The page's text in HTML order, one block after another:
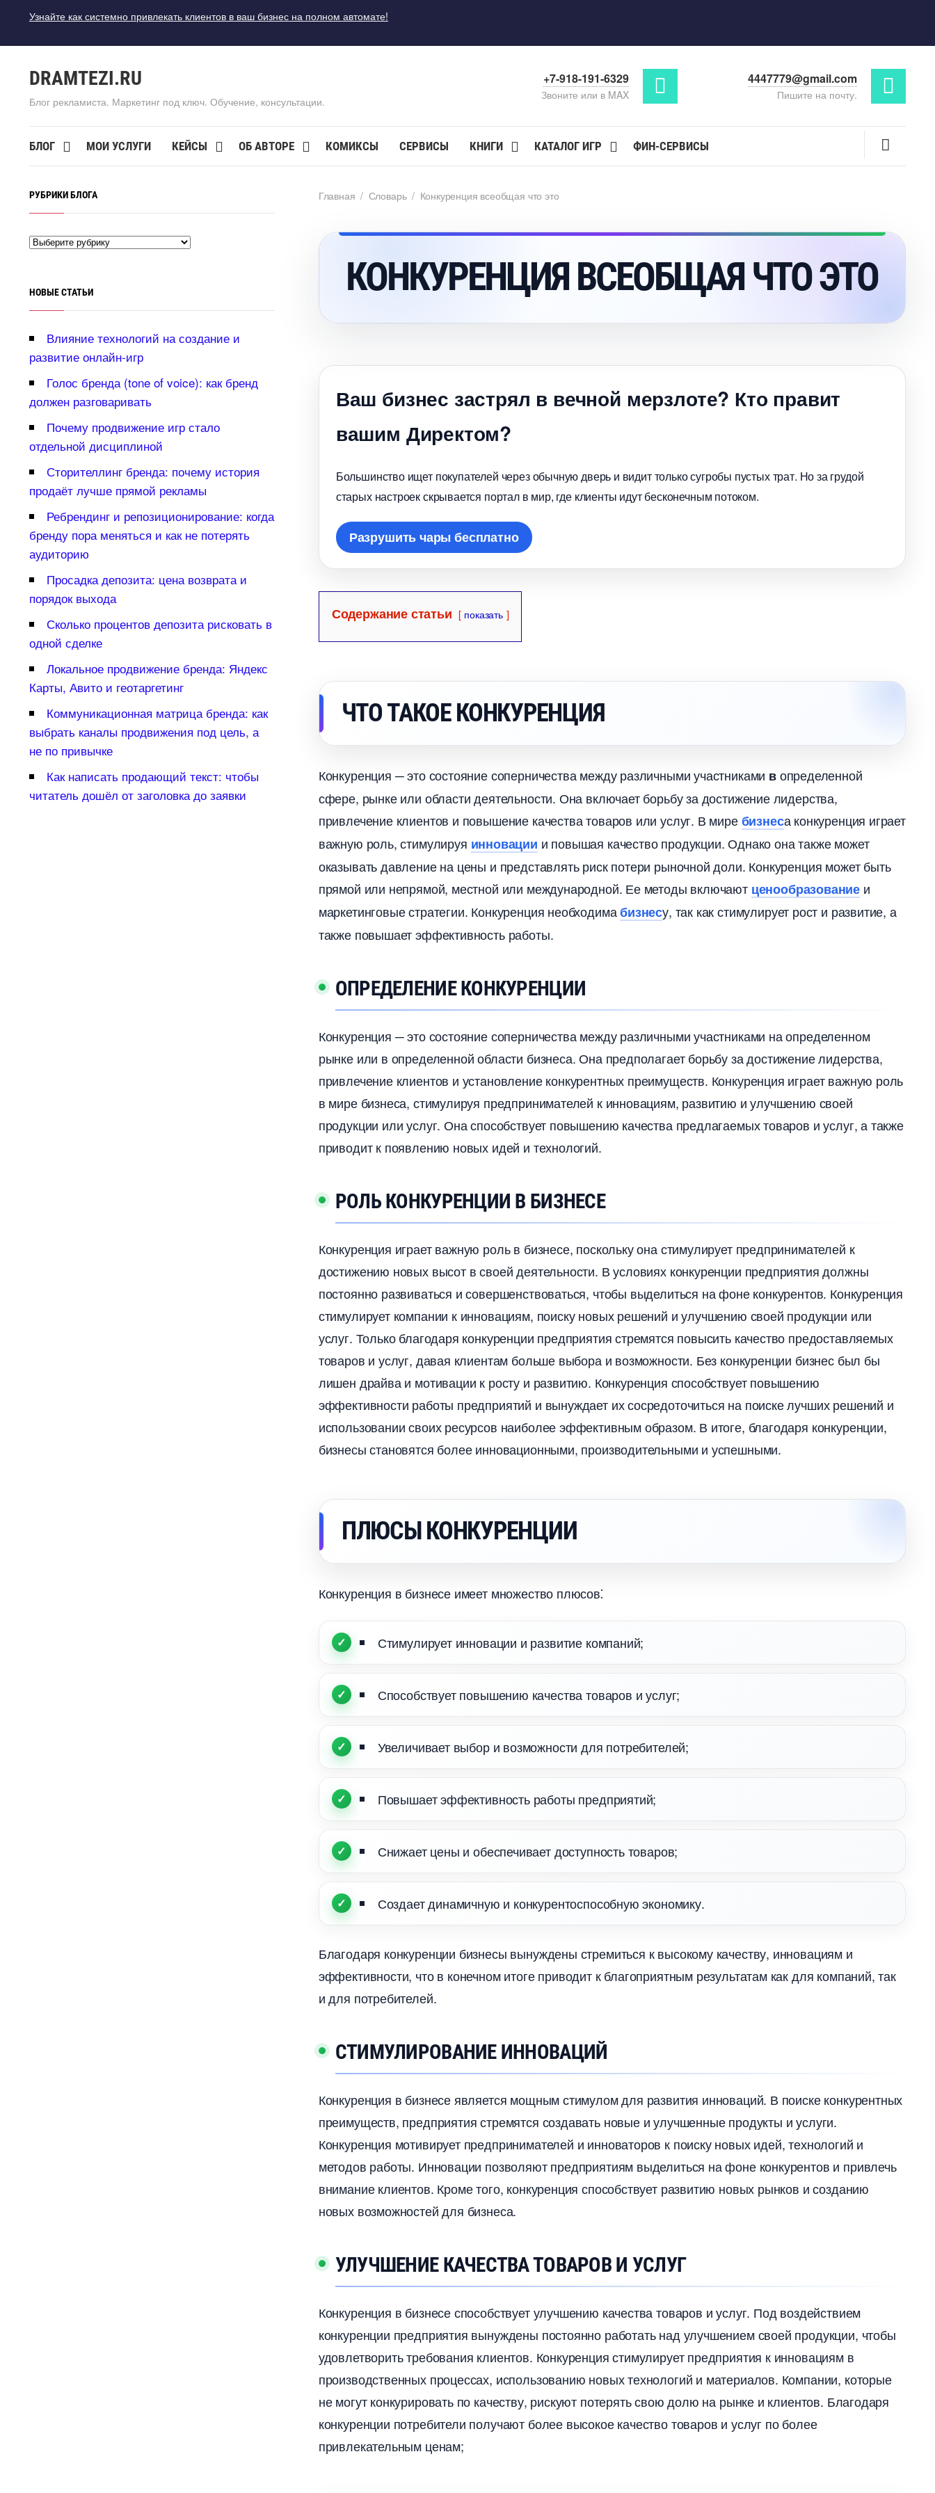
Узнайте как системно привлекать клиентов в ваш бизнес на полном автомате!
DRAMTEZI.RU
Блог рекламиста. Маркетинг под ключ. Обучение, консультации.
+7-918-191-6329
Звоните или в MAX
4447779@gmail.com
Пишите на почту.
БЛОГ МОИ УСЛУГИ КЕЙСЫ ОБ АВТОРЕ КОМИКСЫ СЕРВИСЫ КНИГИ КАТАЛОГ ИГР ФИН-СЕРВИСЫ
Главная / Словарь/ Конкуренция всеобщая что это
КОНКУРЕНЦИЯ ВСЕОБЩАЯ ЧТО ЭТО
аш бизнес застрял в вечной мерзлоте? Кто правит
ашим Директом?
Большинство ищет покупателей через обычную дверь и видит только сугробы пустых трат. Но за грудой
старых настроек скрывается портал в мир, где клиенты идут бесконечным потоком.
Разрушить чары бесплатно
Содержание статьи показать
ЧТО ТАКОЕ КОНКУРЕНЦИЯ
Конкуренция ─ это состояние соперничества между различными участниками
определенной
сфере, рынке или области деятельности.​ Она включает борьбу за достижение лидерства,
привлечение клиентов и повышение качества товаров или услуг. В миреизнеса конкуренция играет
ажную роль, стимулируя инновации и повышая качество продукции.​ Однако она также может
оказывать давление на цены и представлять риск потери рыночной доли. Конкуренция может быть
прямой или непрямой, местной или международной.​ Ее методы включают ценообразование и
маркетинговые стратегии.​ Конкуренция необходимаизнесу, так как стимулирует рост и развитие, а
также повышает эффективность работы.​
ОПРЕДЕЛЕНИЕ КОНКУРЕНЦИИ
Конкуренция ─ это состояние соперничества между различными участниками на определенном
рынке или в определенной области бизнеса.​ Она предполагает борьбу за достижение лидерства,
привлечение клиентов и установление конкурентных преимуществ. Конкуренция играет важную роль
мире бизнеса, стимулируя предпринимателей к инновациям, развитию и улучшению своей
продукции или услуг.​ Она способствует повышению качества предлагаемых товаров и услуг, а также
приводит к появлению новых идей и технологий.​
РОЛЬ КОНКУРЕНЦИИ В БИЗНЕСЕ
Конкуренция играет важную роль в бизнесе, поскольку она стимулирует предпринимателей к
достижению новых высот в своей деятельности.​ В условиях конкуренции предприятия должны
постоянно развиваться и совершенствоваться, чтобы выделиться на фоне конкурентов.​ Конкуренция
стимулирует компании к инновациям, поиску новых решений и улучшению своей продукции или
услуг.​ Только благодаря конкуренции предприятия стремятся повысить качество предоставляемых
товаров и услуг, давая клиентам больше выбора и возможности.​ Без конкуренции бизнес был бы
лишен драйва и мотивации к росту и развитию.​ Конкуренция способствует повышению
эффективности работы предприятий и вынуждает их сосредоточиться на поиске лучших решений и
использовании своих ресурсов наиболее эффективным образом. В итоге, благодаря конкуренции,
изнесы становятся более инновационными, производительными и успешными.
ПЛЮСЫ КОНКУРЕНЦИИ
Конкуренция в бизнесе имеет множество плюсов⁚
Стимулирует инновации и развитие компаний;
Способствует повышению качества товаров и услуг;
Увеличивает выбор и возможности для потребителей;
Повышает эффективность работы предприятий;
Снижает цены и обеспечивает доступность товаров;
Создает динамичную и конкурентоспособную экономику.​
Благодаря конкуренции бизнесы вынуждены стремиться к высокому качеству, инновациям и
эффективности, что в конечном итоге приводит к благоприятным результатам как для компаний, так
и для потребителей.​
СТИМУЛИРОВАНИЕ ИННОВАЦИЙ
Конкуренция в бизнесе является мощным стимулом для развития инноваций. В поиске конкурентных
преимуществ, предприятия стремятся создавать новые и улучшенные продукты и услуги.​
Конкуренция мотивирует предпринимателей и инноваторов к поиску новых идей, технологий и
методов работы. Инновации позволяют предприятиям выделиться на фоне конкурентов и привлечь
нимание клиентов.​ Кроме того, конкуренция способствует развитию новых рынков и созданию
новых возможностей для бизнеса.​
УЛУЧШЕНИЕ КАЧЕСТВА ТОВАРОВ И УСЛУГ
Конкуренция в бизнесе способствует улучшению качества товаров и услуг.​ Под воздействием
конкуренции предприятия вынуждены постоянно работать над улучшением своей продукции, чтобы
удовлетворить требования клиентов.​ Конкуренция стимулирует предприятия к инновациям
производственных процессах, использованию новых технологий и материалов.​ Компании, которые
не могут конкурировать по качеству, рискуют потерять свою долю на рынке и клиентов.​ Благодаря
конкуренции потребители получают более высокое качество товаров и услуг по более
привлекательным ценам;
РУБРИКИ БЛОГА
НОВЫЕ СТАТЬИ
лияние технологий на создание и
развитие онлайн-игр
Голос бренда (tone of voice): как бренд
должен разговаривать
Почему продвижение игр стало
отдельной дисциплиной
Сторителлинг бренда: почему история
продаёт лучше прямой рекламы
Ребрендинг и репозиционирование: когда
ренду пора меняться и как не потерять
аудиторию
Просадка депозита: цена возврата и
порядок выхода
Сколько процентов депозита рисковать
одной сделке
Локальное продвижение бренда: Яндекс
Карты, Авито и геотаргетин
Коммуникационная матрица бренда: как
ыбрать каналы продвижения под цель, а
не по привычке
Как написать продающий текст: чтобы
читатель дошёл от заголовка до заявки